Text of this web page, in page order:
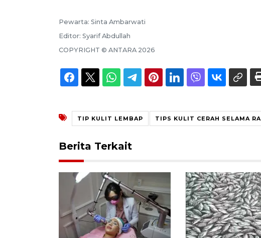
Pewarta: Sinta Ambarwati
Editor: Syarif Abdullah
COPYRIGHT © ANTARA 2026
TIP KULIT LEMBAP TIPS KULIT CERAH SELAMA
Berita Terkait